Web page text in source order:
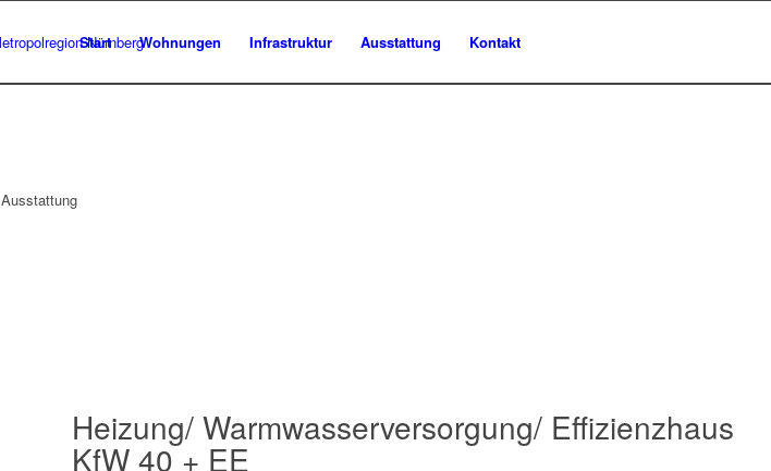
Start Wohnungen Infrastruktur Ausstattung Kontakt
Ausstattung
Heizung/ Warmwasserversorgung/ Effizienzhaus
KfW 40 + EE